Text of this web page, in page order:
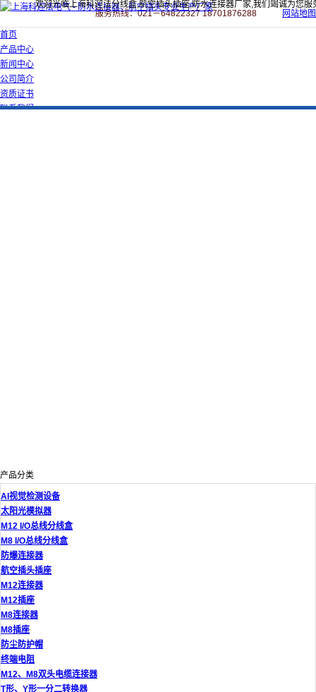
欢迎光临上海科迎法分线盒,航空插头插座,防水连接器厂家,我们竭诚为您服
服务热线：021－64822327 18701876288
网站地图
首页
产品中心
新闻中心
公司简介
资质证书
联系我们
产品分类
AI视觉检测设备
太阳光模拟器
M12 I/O总线分线盒
M8 I/O总线分线盒
防爆连接器
航空插头插座
M12连接器
M12插座
M8连接器
M8插座
防尘防护帽
终端电阻
M12、M8双头电缆连接器
T形、Y形一分二转换器